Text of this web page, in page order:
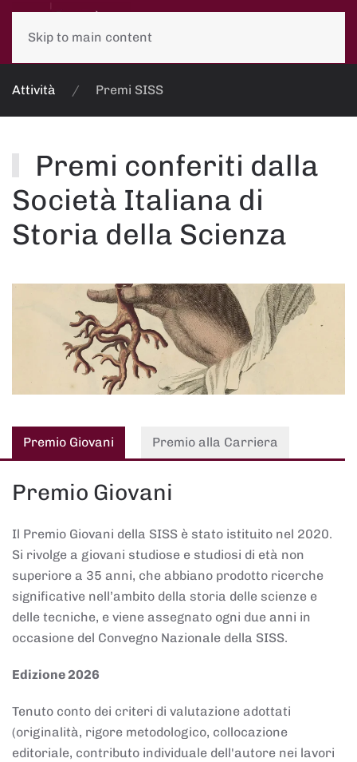
Skip to main content
Attività Premi SISS
Premi conferiti dalla
Società Italiana di
Storia della Scienza
Premio Giovani Premio alla Carriera
Premio Giovani
Il Premio Giovani della SISS è stato istituito nel 2020.
Si rivolge a giovani studiose e studiosi di età non
superiore a 35 anni, che abbiano prodotto ricerche
significative nell’ambito della storia delle scienze e
delle tecniche, e viene assegnato ogni due anni in
occasione del Convegno Nazionale della SISS.
Edizione 2026
Tenuto conto dei criteri di valutazione adottati
(originalità, rigore metodologico, collocazione
editoriale, contributo individuale dell'autore nei lavori